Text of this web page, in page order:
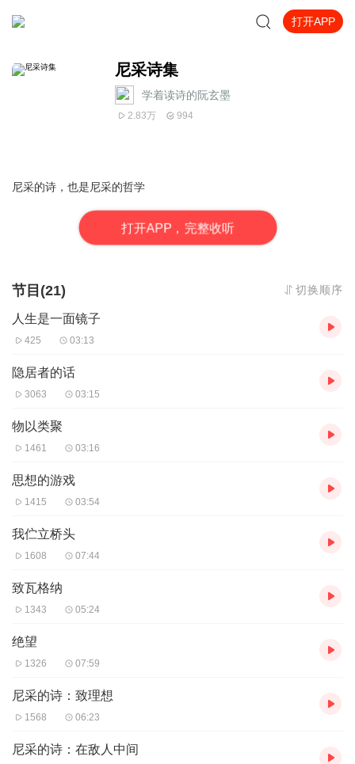
打开APP
尼采诗集
学着读诗的阮玄墨
2.83万 994
尼采的诗，也是尼采的哲学
打开APP，完整收听
节目(21) 切换顺序
人生是一面镜子
425 03:13
隐居者的话
3063 03:15
物以类聚
1461 03:16
思想的游戏
1415 03:54
我伫立桥头
1608 07:44
致瓦格纳
1343 05:24
绝望
1326 07:59
尼采的诗：致理想
1568 06:23
尼采的诗：在敌人中间